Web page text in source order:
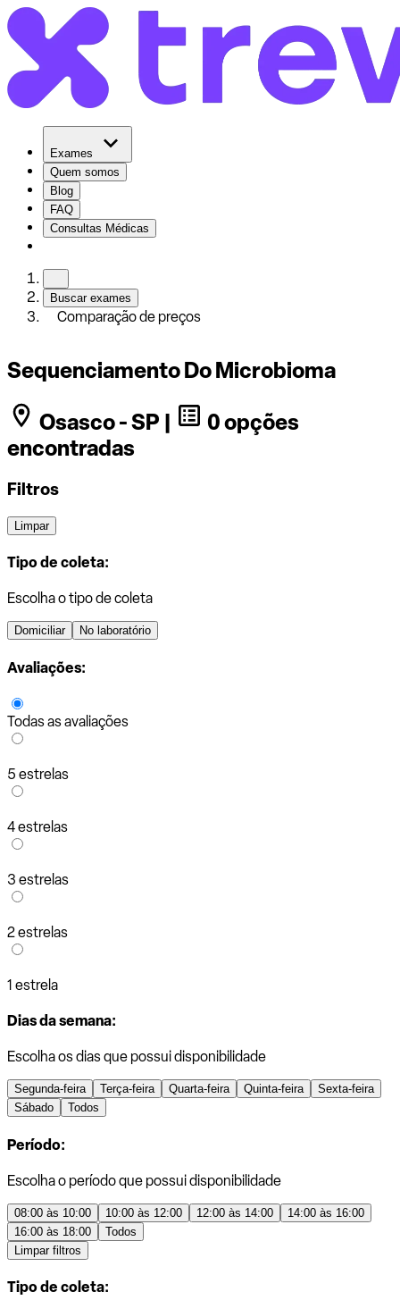
Exames
Quem somos
Blog
FAQ
Consultas Médicas
Buscar exames
Comparação de preços
Sequenciamento Do Microbioma
Osasco - SP |
0 opções
encontradas
Filtros
Limpar
Tipo de coleta:
Escolha o tipo de coleta
Domiciliar No laboratório
Avaliações:
Todas as avaliações
5 estrelas
4 estrelas
3 estrelas
2 estrelas
1 estrela
Dias da semana:
Escolha os dias que possui disponibilidade
Segunda-feira Terça-feira Quarta-feira Quinta-feira
Sexta-feira
Sábado
Todos
Período:
Escolha o período que possui disponibilidade
08:00 às 10:00 10:00 às 12:00 12:00 às 14:00
14:00 às 16:00
16:00 às 18:00
Todos
Limpar filtros
Tipo de coleta: